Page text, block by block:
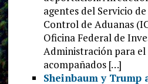
agentes del Servicio
Control de Aduanas
Oficina Federal de
Administración para
acompañados […]
Sheinbaum y Trump